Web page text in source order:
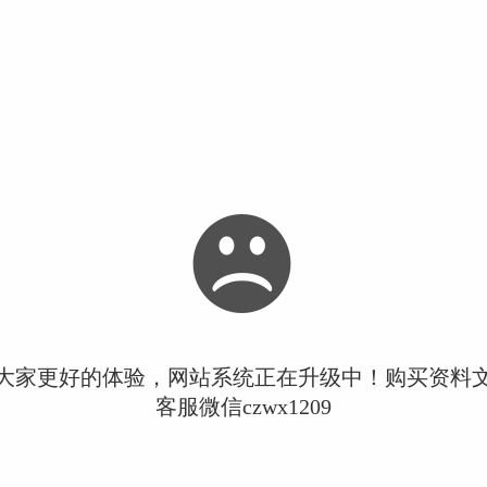
家更好的体验，网站系统正在升级中！购买资料
客服微信czwx1209